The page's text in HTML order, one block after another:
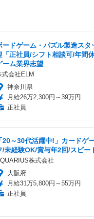
ードゲーム・パズル製造スタ
「正社員/シフト相談可/年間
ーム業界志望
式会社ELM
神奈川県
月給26万2,300円～39万円
正社員
「20～30代活躍中!」カードゲ
/未経験OK/賞与年2回/スピー
株式会社
大阪府
月給31万5,800円～55万円
正社員